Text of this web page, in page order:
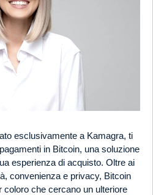
esclusivamente a Kamagra, ti
in Bitcoin, una soluzione
esperienza di acquisto. Oltre ai
convenienza e privacy, Bitcoin
coloro che cercano un ulteriore